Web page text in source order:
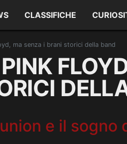
CLASSIFICHE
ma senza i brani storici della band
e il sogno